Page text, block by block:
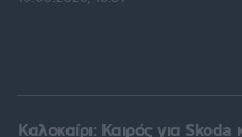
Καλοκαίρι: Καιρός για Skoda